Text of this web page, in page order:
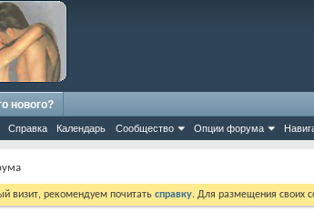
Справка Календарь Сообщество Опции форума
нового?
визит, рекомендуем почитать справку. Для размещения своих